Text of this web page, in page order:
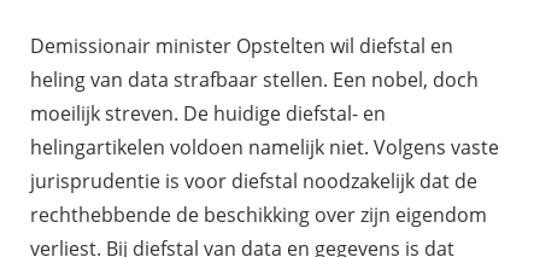
Demissionair minister Opstelten wil diefstal en
heling van data strafbaar stellen. Een nobel, doch
moeilijk streven. De huidige diefstal- en
helingartikelen voldoen namelijk niet. Volgens vaste
jurisprudentie is voor diefstal noodzakelijk dat de
rechthebbende de beschikking over zijn eigendom
verliest. Bij diefstal van data en gegevens is dat